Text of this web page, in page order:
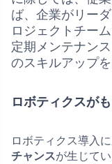
ば、企業がリー
ロジェクトチー
定期メンテナン
のスキルアップ
ロボティクスが
ロボティクス導入
チャンスが生じて